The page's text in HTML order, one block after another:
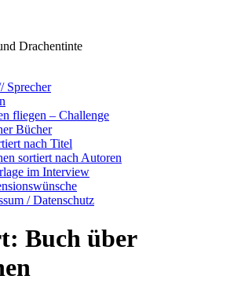
Drachentinte
Sprecher
fliegen – Challenge
Bücher
nach Titel
sortiert nach Autoren
im Interview
/ Datenschutz
Buch über